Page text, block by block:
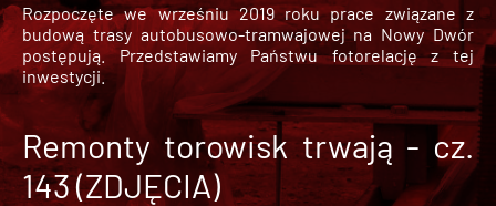
Rozpoczęte we wrześniu 2019 roku prace związane z
budową trasy autobusowo-tramwajowej na Nowy Dwór
postępują. Przedstawiamy Państwu fotorelację z tej
inwestycji.
Remonty torowisk trwają - cz.
143 (ZDJĘCIA)